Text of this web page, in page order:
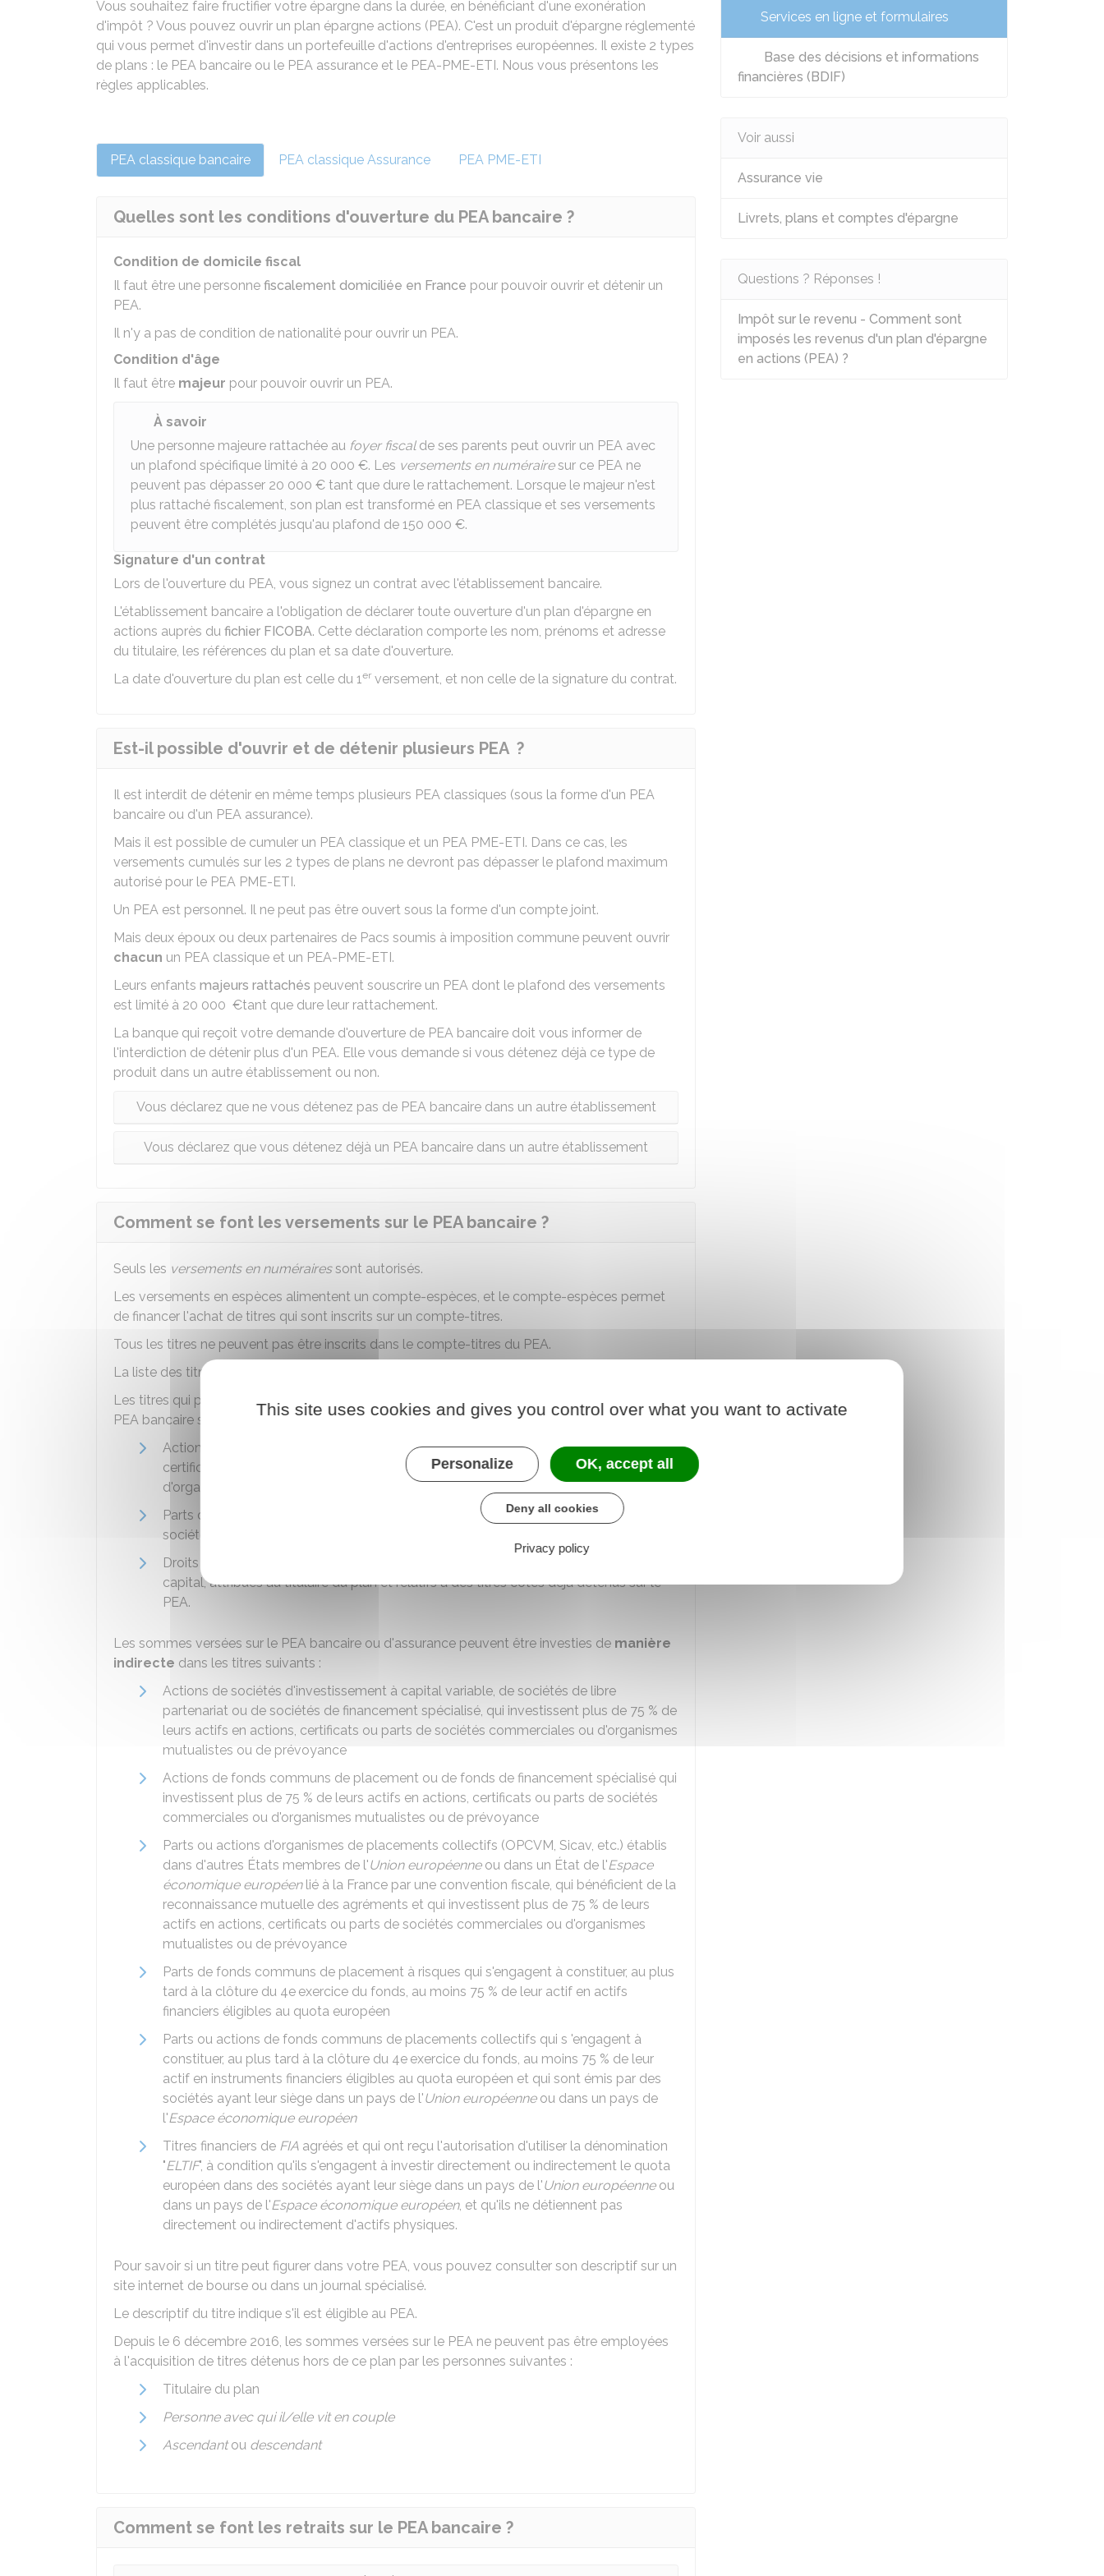
Vous souhaitez faire fructifier votre épargne dans la durée, en bénéficiant d'une exonération
d'impôt ? Vous pouvez ouvrir un plan épargne actions (PEA). C'est un produit d'épargne réglementé
qui vous permet d'investir dans un portefeuille d'actions d'entreprises européennes. Il existe 2 types
de plans : le PEA bancaire ou le PEA assurance et le PEA-PME-ETI. Nous vous présentons les
règles applicables.
PEA classique bancaire PEA classique Assurance PEA PME-ETI
Quelles sont les conditions d'ouverture du PEA bancaire ?
Condition de domicile fiscal
Il faut être une personne fiscalement domiciliée en France pour pouvoir ouvrir et détenir un
PEA.
Il n'y a pas de condition de nationalité pour ouvrir un PEA.
Condition d'âge
Il faut être majeur pour pouvoir ouvrir un PEA.
À savoir
Une personne majeure rattachée au foyer fiscalde ses parents peut ouvrir un PEA avec
un plafond spécifique limité à 20 000 €. Les versements en numérairesur ce PEA ne
peuvent pas dépasser 20 000 € tant que dure le rattachement. Lorsque le majeur n'est
plus rattaché fiscalement, son plan est transformé en PEA classique et ses versements
peuvent être complétés jusqu'au plafond de 150 000 €.
Signature d'un contrat
Lors de l'ouverture du PEA, vous signez un contrat avec l'établissement bancaire.
L'établissement bancaire a l'obligation de déclarer toute ouverture d'un plan d'épargne en
actions auprès du fichier FICOBA. Cette déclaration comporte les nom, prénoms et adresse
du titulaire, les références du plan et sa date d'ouverture.
La date d'ouverture du plan est celle du 1er versement, et non celle de la signature du contrat.
Est-il possible d'ouvrir et de détenir plusieurs PEA ?
Il est interdit de détenir en même temps plusieurs PEA classiques (sous la forme d'un PEA
bancaire ou d'un PEA assurance).
Mais il est possible de cumuler un PEA classique et un PEA PME-ETI. Dans ce cas, les
versements cumulés sur les 2 types de plans ne devront pas dépasser le plafond maximum
autorisé pour le PEA PME-ETI.
Un PEA est personnel. Il ne peut pas être ouvert sous la forme d'un compte joint.
Mais deux époux ou deux partenaires de Pacs soumis à imposition commune peuvent ouvrir
chacun un PEA classique et un PEA-PME-ETI.
Leurs enfants majeurs rattachés peuvent souscrire un PEA dont le plafond des versements
est limité à 20 000 €tant que dure leur rattachement.
La banque qui reçoit votre demande d'ouverture de PEA bancaire doit vous informer de
l'interdiction de détenir plus d'un PEA. Elle vous demande si vous détenez déjà ce type de
produit dans un autre établissement ou non.
Vous déclarez que ne vous détenez pas de PEA bancaire dans un autre établissement
Vous déclarez que vous détenez déjà un PEA bancaire dans un autre établissement
Comment se font les versements sur le PEA bancaire ?
Seuls les versements en numérairessont autorisés.
Les versements en espèces alimentent un compte-espèces, et le compte-espèces permet
de financer l'achat de titres qui sont inscrits sur un compte-titres.
Tous les titres ne peuvent pas être inscrits dans le compte-titres du PEA.
La liste des titres qui peuvent être inscrits dans le PEA est fixée par la loi.
Les titres qui peuvent être directement
achetés par le compte espèces et inscrits sur le
PEA bancaire sont les suivants :
Actions (sauf actions de préférence), certificats d'investissement de sociétés,
certificats coopératifs d'investissement, certificats mutualistes et certificats paritaires
d'organismes mutualistes ou de prévoyance
Parts de
ou de sociétés dotées d'un statut équivalent, et titres de capital de
sociétés coopératives
Droits préférentiels de souscription émis dans le cadre d'une augmentation de
capital, attribués au titulaire du plan et relatifs à des titres cotés déjà détenus sur le
PEA.
Les sommes versées sur le PEA bancaire ou d'assurance peuvent être investies de manière
indirecte dans les titres suivants :
Actions de sociétés d'investissement à capital variable, de sociétés de libre
partenariat ou de sociétés de financement spécialisé, qui investissent plus de 75 % de
leurs actifs en actions, certificats ou parts de sociétés commerciales ou d'organismes
mutualistes ou de prévoyance
Actions de fonds communs de placement ou de fonds de financement spécialisé qui
investissent plus de 75 % de leurs actifs en actions, certificats ou parts de sociétés
commerciales ou d'organismes mutualistes ou de prévoyance
Parts ou actions d'organismes de placements collectifs (OPCVM, Sicav, etc.) établis
dans d'autres États membres de l'Union européenneou dans un État de l'Espace
économique européenlié à la France par une convention fiscale, qui bénéficient de la
reconnaissance mutuelle des agréments et qui investissent plus de 75 % de leurs
actifs en actions, certificats ou parts de sociétés commerciales ou d'organismes
mutualistes ou de prévoyance
Parts de fonds communs de placement à risques qui s'engagent à constituer, au plus
tard à la clôture du 4e exercice du fonds, au moins 75 % de leur actif en actifs
financiers éligibles au quota européen
Parts ou actions de fonds communs de placements collectifs qui s 'engagent à
constituer, au plus tard à la clôture du 4e exercice du fonds, au moins 75 % de leur
actif en instruments financiers éligibles au quota européen et qui sont émis par des
sociétés ayant leur siège dans un pays de l'Union européenneou dans un pays de
l'Espace économique européen
Titres financiers de FIA agréés et qui ont reçu l'autorisation d'utiliser la dénomination
"ELTIF", à condition qu'ils s'engagent à investir directement ou indirectement le quota
européen dans des sociétés ayant leur siège dans un pays de l'Union européenneou
dans un pays de l'Espace économique européen, et qu'ils ne détiennent pas
directement ou indirectement d'actifs physiques.
Pour savoir si un titre peut figurer dans votre PEA, vous pouvez consulter son descriptif sur un
site internet de bourse ou dans un journal spécialisé.
Le descriptif du titre indique s'il est éligible au PEA.
Depuis le 6 décembre 2016, les sommes versées sur le PEA ne peuvent pas être employées
à l'acquisition de titres détenus hors de ce plan par les personnes suivantes :
Titulaire du plan
Personne avec qui il/elle vit en couple
Ascendantou descendant
Comment se font les retraits sur le PEA bancaire ?
Services en ligne et formulaires
Base des décisions et informations
financières (BDIF)
Voir aussi
Assurance vie
Livrets, plans et comptes d'épargne
Questions ? Réponses !
Impôt sur le revenu - Comment sont
imposés les revenus d'un plan d'épargne
en actions (PEA) ?
This site uses cookies and gives you control over what you want to activate
Personalize OK, accept all
Deny all cookies
Privacy policy